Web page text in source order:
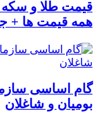
همه قیمت ها +
گام اساسی
بومیان و شاغلان